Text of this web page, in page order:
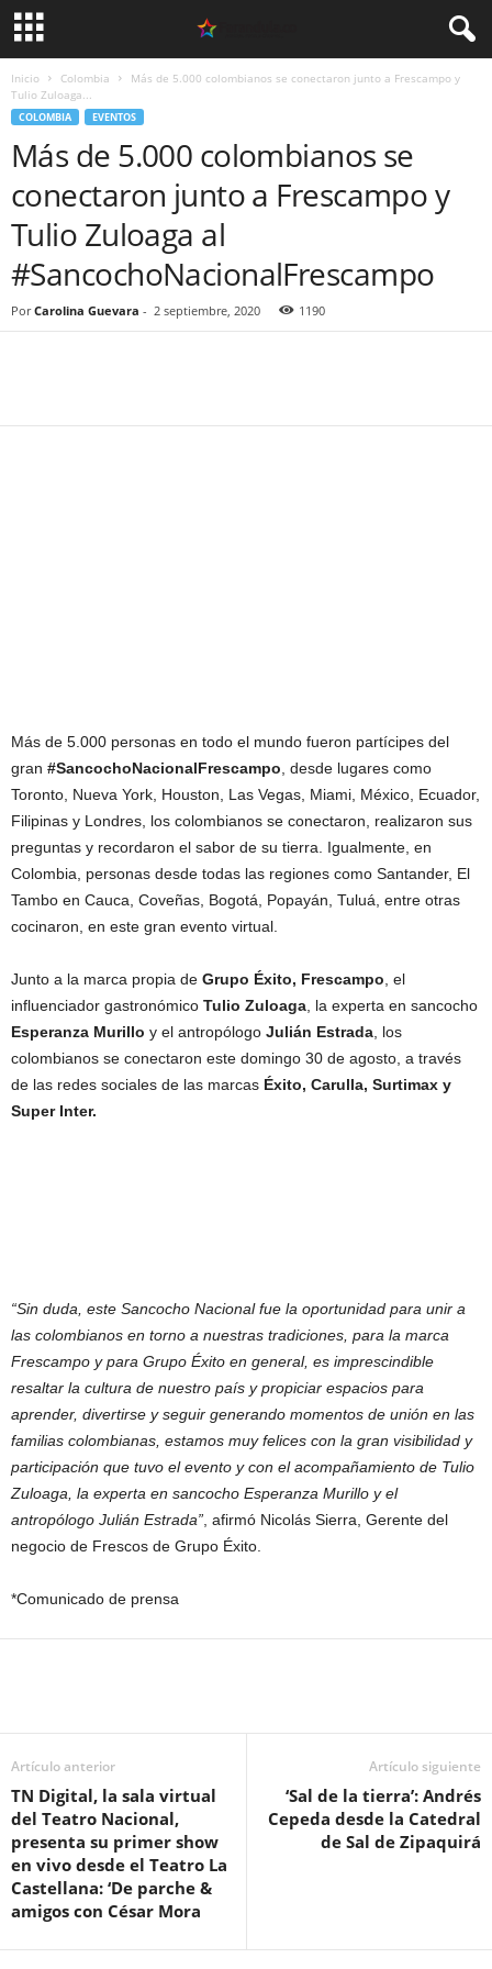
Inicio Colombia
Más de 5.000 colombianos se conectaron junto a Frescampo y
Tulio Zuloaga...
COLOMBIA EVENTOS
Más de 5.000 colombianos se
conectaron junto a Frescampo y
Tulio Zuloaga al
#SancochoNacionalFrescampo
Por Carolina Guevara - 2 septiembre, 2020 1190
Más de 5.000 personas en todo el mundo fueron partícipes del
gran #SancochoNacionalFrescampo , desde lugares como
Toronto, Nueva York, Houston, Las Vegas, Miami, México, Ecuador,
Filipinas y Londres, los colombianos se conectaron, realizaron sus
preguntas y recordaron el sabor de su tierra. Igualmente, en
Colombia, personas desde todas las regiones como Santander, El
Tambo en Cauca, Coveñas, Bogotá, Popayán, Tuluá, entre otras
cocinaron, en este gran evento virtual.
Junto a la marca propia de Grupo Éxito, Frescampo , el
influenciador gastronómico Tulio Zuloaga , la experta en sancocho
Esperanza Murillo y el antropólogo Julián Estrada , los
colombianos se conectaron este domingo 30 de agosto, a través
de las redes sociales de las marcas Éxito, Carulla, Surtimax y
Super Inter.
“Sin duda, este Sancocho Nacional fue la oportunidad para unir a
las colombianos en torno a nuestras tradiciones, para la marca
Frescampo y para Grupo Éxito en general, es imprescindible
resaltar la cultura de nuestro país y propiciar espacios para
aprender, divertirse y seguir generando momentos de unión en las
familias colombianas, estamos muy felices con la gran visibilidad y
participación que tuvo el evento y con el acompañamiento de Tulio
Zuloaga, la experta en sancocho Esperanza Murillo y el
antropólogo Julián Estrada” , afirmó Nicolás Sierra, Gerente del
negocio de Frescos de Grupo Éxito.
*Comunicado de prensa
Artículo anterior
TN Digital, la sala virtual
del Teatro Nacional,
presenta su primer show
en vivo desde el Teatro La
Castellana: ‘De parche &
amigos con César Mora
Artículo siguiente
‘Sal de la tierra’: Andrés
Cepeda desde la Catedral
de Sal de Zipaquirá